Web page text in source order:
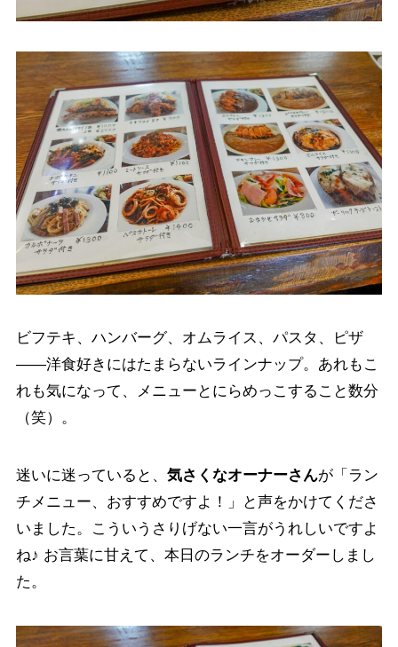
ビフテキ、ハンバーグ、オムライス、パスタ、ピザ
——洋食好きにはたまらないラインナップ。あれもこ
れも気になって、メニューとにらめっこすること数分
（笑）。
迷いに迷っていると、 気さくなオーナーさんが「ラン
チメニュー、おすすめですよ！」と声をかけてくださ
いました。こういうさりげない一言がうれしいですよ
ね♪ お言葉に甘えて、本日のランチをオーダーしまし
た。